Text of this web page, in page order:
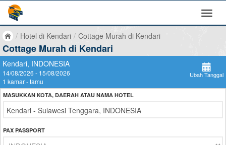
/ Hotel di Kendari / Cottage Murah di Kendari
Cottage Murah di Kendari
Kendari, INDONESIA
14/08/2026 - 15/08/2026
1 kamar - tamu
Ubah Tanggal
MASUKKAN KOTA, DAERAH ATAU NAMA HOTEL
PAX PASSPORT